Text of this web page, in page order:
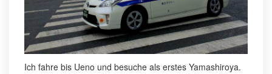
Ich fahre bis Ueno und besuche als erstes Yamashiroya.